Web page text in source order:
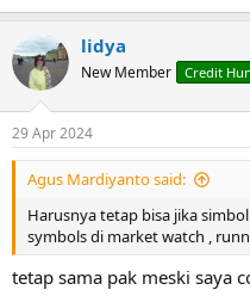
lidya
New Member Credit
29 Apr 2024
Agus Mardiyanto said:
Harusnya tetap bisa jika
symbols di market watch ,
tetap sama pak meski saya